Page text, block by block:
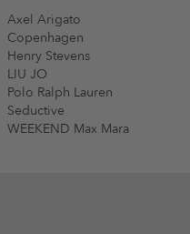
Axel Arigato
Copenhagen
Henry Stevens
LIU JO
Polo Ralph Lauren
Seductive
WEEKEND Max Mara